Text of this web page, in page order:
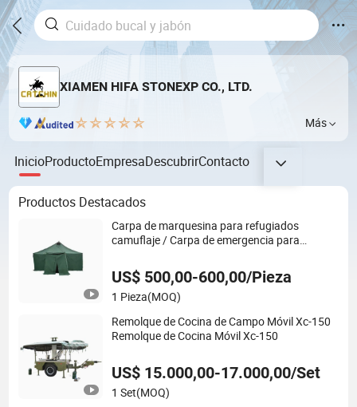
XIAMEN HIFA STONEXP CO., LTD.
Más
InicioProductoEmpresaDescubrirContacto
Productos Destacados
Carpa de marquesina para refugiados
camuflaje / Carpa de emergencia para
US$ 500,00-600,00/Pieza
1 Pieza(MOQ)
Remolque de Cocina de Campo Móvil Xc-150
Remolque de Cocina Móvil Xc-150
US$ 15.000,00-17.000,00/Set
1 Set(MOQ)